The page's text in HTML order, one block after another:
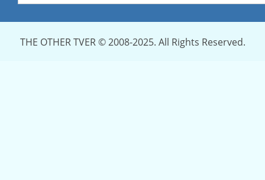
THE OTHER TVER © 2008-2025. All Rights Reserved.